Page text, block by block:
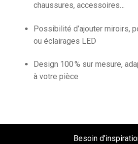
chaussures, accessoires…
Possibilité d’ajouter miroirs,
ou éclairages LED
Design 100 % sur mesure,
à votre pièce
Besoin